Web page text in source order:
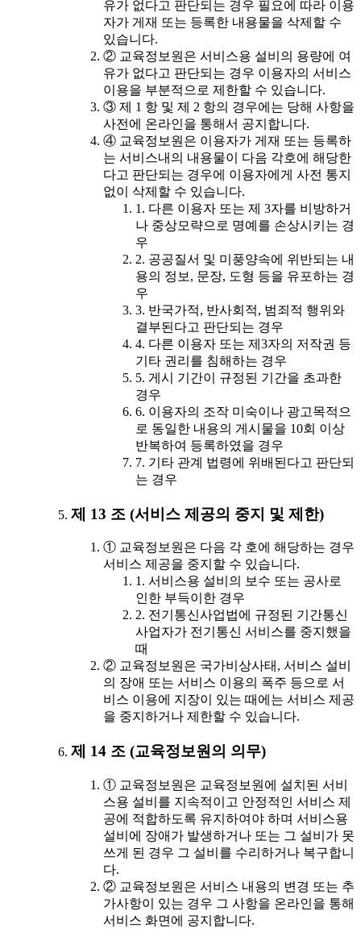
유가 없다고 판단되는 경우 필요에 따라 이용
자가 게재 또는 등록한 내용물을 삭제할 수
있습니다.
② 교육정보원은 서비스용 설비의 용량에 여
유가 없다고 판단되는 경우 이용자의 서비스
이용을 부분적으로 제한할 수 있습니다.
③ 제 1 항 및 제 2 항의 경우에는 당해 사항을
사전에 온라인을 통해서 공지합니다.
④ 교육정보원은 이용자가 게재 또는 등록하
는 서비스내의 내용물이 다음 각호에 해당한
다고 판단되는 경우에 이용자에게 사전 통지
없이 삭제할 수 있습니다.
1. 다른 이용자 또는 제 3자를 비방하거
나 중상모략으로 명예를 손상시키는 경
우
2. 공공질서 및 미풍양속에 위반되는 내
용의 정보, 문장, 도형 등을 유포하는 경
우
3. 반국가적, 반사회적, 범죄적 행위와
결부된다고 판단되는 경우
4. 다른 이용자 또는 제3자의 저작권 등
기타 권리를 침해하는 경우
5. 게시 기간이 규정된 기간을 초과한
경우
6. 이용자의 조작 미숙이나 광고목적으
로 동일한 내용의 게시물을 10회 이상
반복하여 등록하였을 경우
7. 기타 관계 법령에 위배된다고 판단되
는 경우
제 13 조 (서비스 제공의 중지 및 제한)
① 교육정보원은 다음 각 호에 해당하는 경우
서비스 제공을 중지할 수 있습니다.
1. 서비스용 설비의 보수 또는 공사로
인한 부득이한 경우
2. 전기통신사업법에 규정된 기간통신
사업자가 전기통신 서비스를 중지했을
때
② 교육정보원은 국가비상사태, 서비스 설비
의 장애 또는 서비스 이용의 폭주 등으로 서
비스 이용에 지장이 있는 때에는 서비스 제공
을 중지하거나 제한할 수 있습니다.
제 14 조 (교육정보원의 의무)
① 교육정보원은 교육정보원에 설치된 서비
스용 설비를 지속적이고 안정적인 서비스 제
공에 적합하도록 유지하여야 하며 서비스용
설비에 장애가 발생하거나 또는 그 설비가 못
쓰게 된 경우 그 설비를 수리하거나 복구합니
다.
② 교육정보원은 서비스 내용의 변경 또는 추
가사항이 있는 경우 그 사항을 온라인을 통해
서비스 화면에 공지합니다.